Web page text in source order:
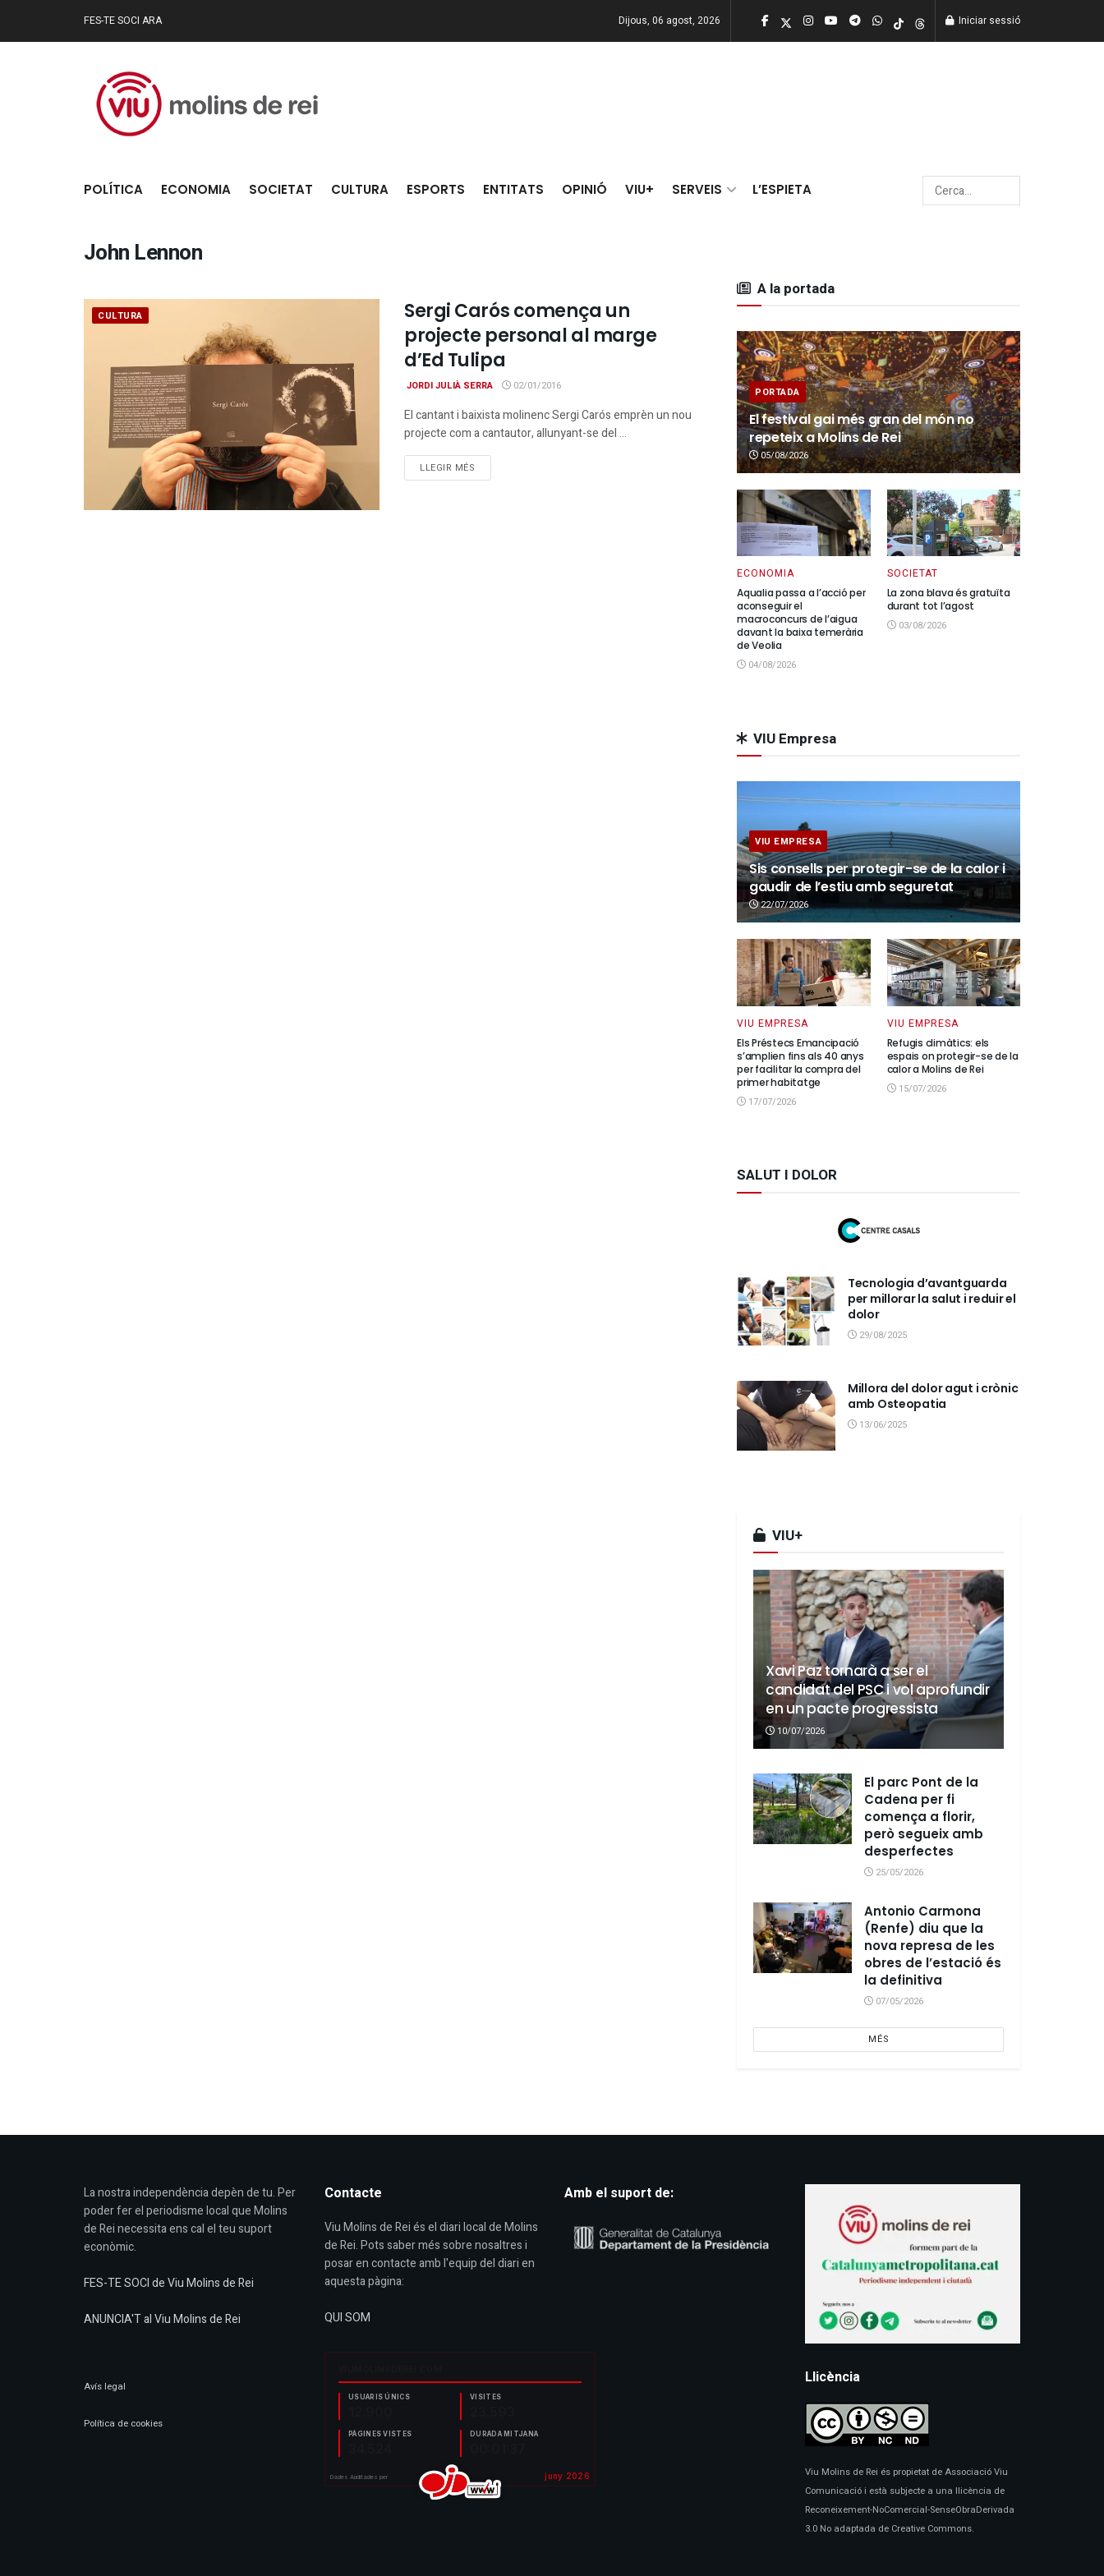
FES-TE SOCI ARA Dijous, 06 agost, 2026 Iniciar sessió
POLÍTICA ECONOMIA SOCIETAT CULTURA ESPORTS ENTITATS OPINIÓ VIU+ SERVEIS L’ESPIETA
John Lennon
CULTURA
Sergi Carós comença un
projecte personal al marge
d’Ed Tulipa
JORDI JULIÀ SERRA 02/01/2016
El cantant i baixista molinenc Sergi Carós emprèn un nou
projecte com a cantautor, allunyant-se del ...
LLEGIR MÉS
A la portada
PORTADA
El festival gai més gran del món no
repeteix a Molins de Rei
05/08/2026
ECONOMIA
Aqualia passa a l’acció per
aconseguir el
macroconcurs de l’aigua
davant la baixa temerària
de Veolia
04/08/2026
SOCIETAT
La zona blava és gratuïta
durant tot l’agost
03/08/2026
VIU Empresa
VIU EMPRESA
Sis consells per protegir-se de la calor i
gaudir de l’estiu amb seguretat
22/07/2026
VIU EMPRESA
Els Préstecs Emancipació
s’amplien fins als 40 anys
per facilitar la compra del
primer habitatge
17/07/2026
VIU EMPRESA
Refugis climàtics: els
espais on protegir-se de la
calor a Molins de Rei
15/07/2026
SALUT I DOLOR
Tecnologia d’avantguarda
per millorar la salut i reduir el
dolor
29/08/2025
Millora del dolor agut i crònic
amb Osteopatia
13/06/2025
VIU+
Xavi Paz tornarà a ser el
candidat del PSC i vol aprofundir
en un pacte progressista
10/07/2026
El parc Pont de la
Cadena per fi
comença a florir,
però segueix amb
desperfectes
25/05/2026
Antonio Carmona
(Renfe) diu que la
nova represa de les
obres de l’estació és
la definitiva
07/05/2026
MÉS
La nostra independència depèn de tu. Per
poder fer el periodisme local que Molins
de Rei necessita ens cal el teu suport
econòmic.
FES-TE SOCI de Viu Molins de Rei
ANUNCIA'T al Viu Molins de Rei
Avís legal
Política de cookies
Contacte
Viu Molins de Rei és el diari local de Molins
de Rei. Pots saber més sobre nosaltres i
posar en contacte amb l'equip del diari en
aquesta pàgina:
QUI SOM
Amb el suport de:
Llicència
Viu Molins de Rei és propietat de Associació Viu
Comunicació i està subjecte a una llicència de
Reconeixement-NoComercial-SenseObraDerivada
3.0 No adaptada de Creative Commons.